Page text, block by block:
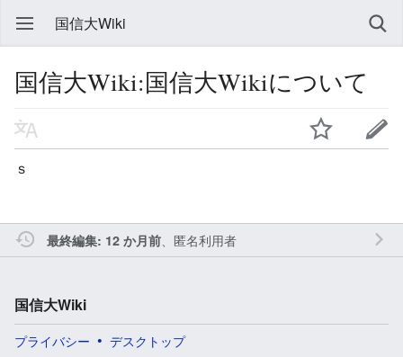
国信大Wiki
国信大Wiki:国信大Wikiについて
ｓ
最終編集: 12 か月前、匿名利用者
国信大Wiki
プライバシー デスクトップ